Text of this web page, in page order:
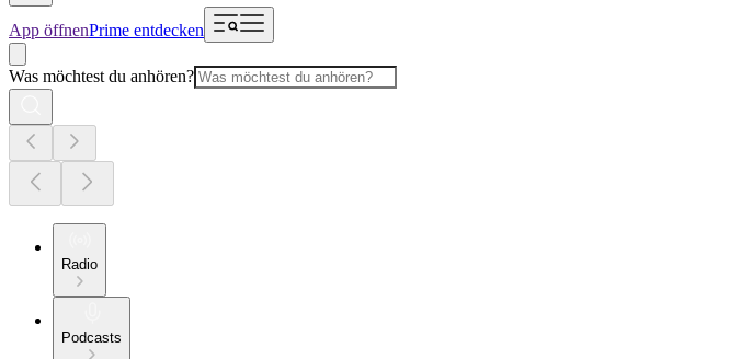
App öffnenPrime entdecken
Was möchtest du anhören?
Radio
Podcasts